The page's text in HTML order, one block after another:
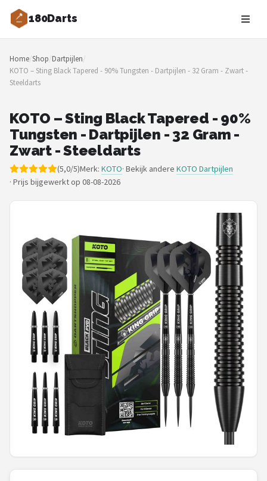
180Darts
Zoeken
NAVIGATIE
Shop
Merken
Blog
Dartspelers
Toernooien
Uitgooilijst
Dartshop
POPULAIRE MERKEN
Target
Winmau
Bull's
Dart
Home/Shop/Dartpijlen/
KOTO – Sting Black Tapered - 90% Tungsten - Dartpijlen - 32 Gram - Zwart -
Steeldarts
KOTO – Sting Black Tapered - 90%
Tungsten - Dartpijlen - 32 Gram -
Zwart - Steeldarts
(5,0/5)Merk: KOTO· Bekijk andere KOTO Dartpijlen
· Prijs bijgewerkt op 08-08-2026